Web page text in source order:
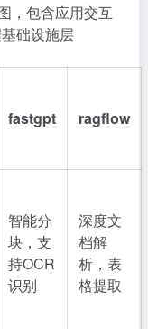
，包含应用交互
础设施层
fastgpt ragflow
智能分
块，支
持OCR
识别
深度文
档解
析，表
格提取